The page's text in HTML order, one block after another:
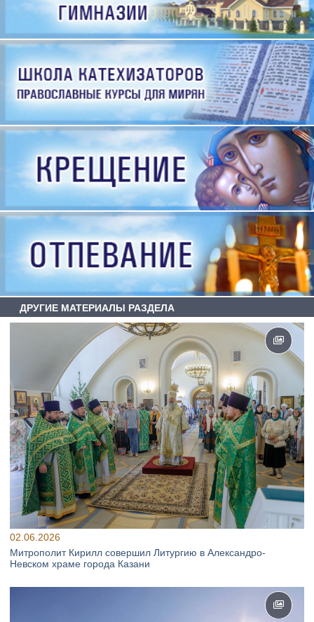
ДРУГИЕ МАТЕРИАЛЫ РАЗДЕЛА
02.06.2026
Митрополит Кирилл совершил Литургию в Александро-
Невском храме города Казани